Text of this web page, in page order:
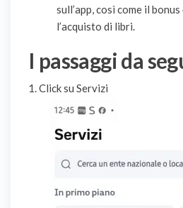
sull’app, così come il
l’acquisto di libri.
I passaggi da
1. Click su Servizi